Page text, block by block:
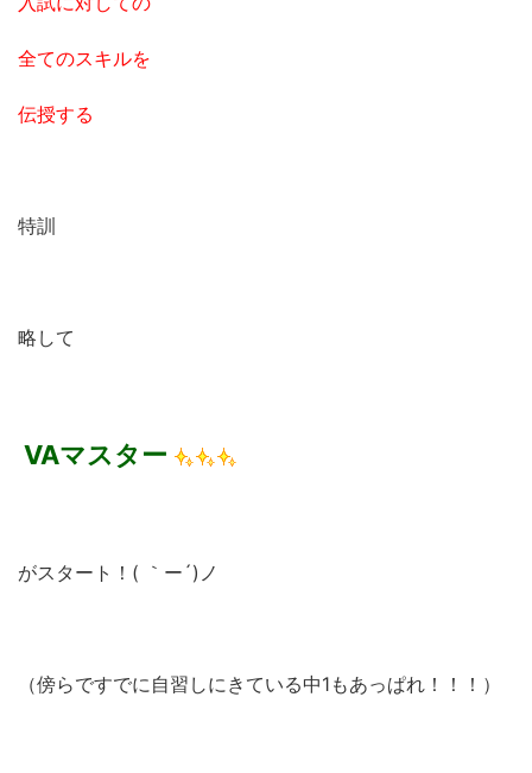
全てのスキルを
伝授する
特訓
略して
VAマスター
がスタート！( ｀ー´)ノ
（傍らですでに自習しにきている中1もあっぱれ！！！）